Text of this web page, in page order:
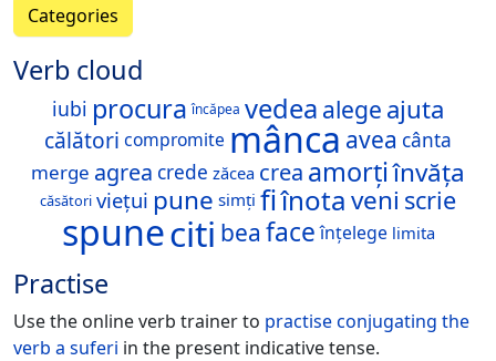
Categories
Verb cloud
iubi procura încăpea vedea alege ajuta
călători compromite mânca avea cânta
merge agrea crede zăcea crea amorțiînvăța
căsători viețui pune simți fiînotaveni scrie
spuneciti bea face înțelege limita
Practise
Use the online verb trainer to practise conjugating the
verb a suferi in the present indicative tense.